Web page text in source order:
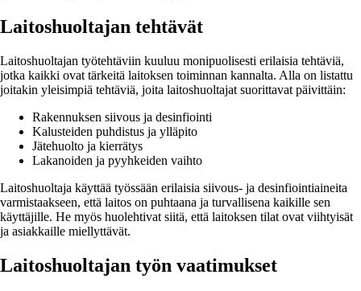
Laitoshuoltajan tehtävät
Laitoshuoltajan työtehtäviin kuuluu monipuolisesti erilaisia tehtäviä,
jotka kaikki ovat tärkeitä laitoksen toiminnan kannalta. Alla on listattu
joitakin yleisimpiä tehtäviä, joita laitoshuoltajat suorittavat päivittäin:
Rakennuksen siivous ja desinfiointi
Kalusteiden puhdistus ja ylläpito
Jätehuolto ja kierrätys
Lakanoiden ja pyyhkeiden vaihto
Laitoshuoltaja käyttää työssään erilaisia siivous- ja desinfiointiaineita
varmistaakseen, että laitos on puhtaana ja turvallisena kaikille sen
käyttäjille. He myös huolehtivat siitä, että laitoksen tilat ovat viihtyisät
ja asiakkaille miellyttävät.
Laitoshuoltajan työn vaatimukset